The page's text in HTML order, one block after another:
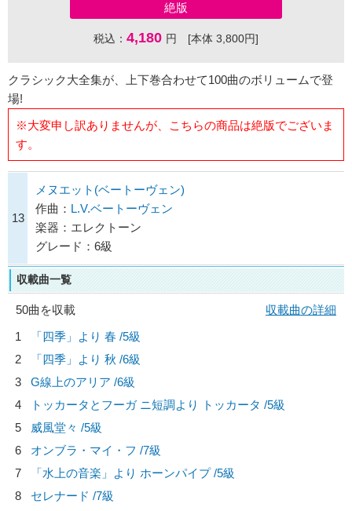
絶版
税込： 4,180 円 [本体 3,800円]
クラシック大全集が、上下巻合わせて100曲のボリュームで登
場!
※大変申し訳ありませんが、こちらの商品は絶版でございま
す。
13
メヌエット(ベートーヴェン)
作曲： L.V.ベートーヴェン
楽器：エレクトーン
グレード：6級
収載曲一覧
50曲を収載
収載曲の詳細
1
「四季」より 春 /5級
2
「四季」より 秋 /6級
3
G線上のアリア /6級
4
トッカータとフーガ ニ短調より トッカータ /5級
5
威風堂々 /5級
6
オンブラ・マイ・フ /7級
7
「水上の音楽」より ホーンパイプ /5級
8
セレナード /7級